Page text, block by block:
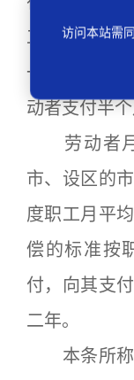
工资的标准
一年的，按
动者支付半
劳动者月
市、设区的
度职工月平
偿的标准按
付，向其支
二年。
本条所称
访问本站需